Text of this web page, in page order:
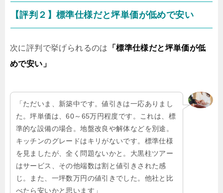
【評判２】標準仕様だと坪単価が低めで安い
次に評判で挙げられるのは
「標準仕様だと坪単価が低
めで安い」
「ただいま、新築中です。値引きは一応ありまし
た。坪単価は、60～65万円程度です。これは、標
準的な設備の場合。地盤改良や解体などを別途。
キッチンのグレードはキリがないです。標準仕様
を見ましたが、全く問題ないかと。大黒柱ツアー
はサービス、その他端数は割と値引きされた感
じ。また、一坪数万円の値引きでした。他社と比
べたら安いかと思います」